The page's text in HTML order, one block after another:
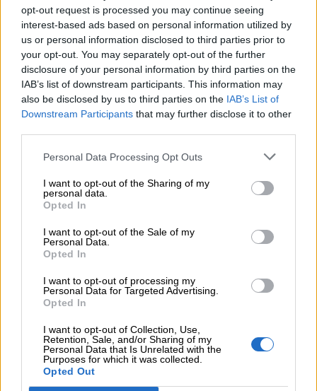
opt-out request is processed you may continue seeing
interest-based ads based on personal information utilized by
us or personal information disclosed to third parties prior to
your opt-out. You may separately opt-out of the further
disclosure of your personal information by third parties on the
IAB’s list of downstream participants. This information may
also be disclosed by us to third parties on the IAB’s List of
Downstream Participants that may further disclose it to other
Personal Data Processing Opt Outs
I want to opt-out of the Sharing of my
personal data.
Opted In
I want to opt-out of the Sale of my
Personal Data.
Opted In
I want to opt-out of processing my
Personal Data for Targeted Advertising.
Opted In
I want to opt-out of Collection, Use,
Retention, Sale, and/or Sharing of my
Personal Data that Is Unrelated with the
Purposes for which it was collected.
Opted Out
06.08.2026 - 14:55
Μιχάλης Τάτσης, Insurance & Healthcare Analyst, διευθυντής
Επιχειρηματικής Ανάπτυξης Ομίλου HHG
06.08.2026 - 13:30
Όταν η επόμενη μέρα είναι στάχτη, τι θα πει ο Ασφαλιστικός
Διαμεσολαβητής στον πελάτη κλάδου υγείας;
καινοτόμα φάρμακα φτάνει τελικά στην Ελλάδα
06.08.2026 - 11:37
Μείωση ασφαλιστικών εισφορών ύψους 240 εκατ. ευρώ
06.08.2026 - 10:45
ενεργειακή κρίση;
06.08.2026 - 09:15
Στέλιος Λιανός – INTERAMERICAN / Αθηναϊκή Γενική Κλινική
06.08.2026 - 08:40
Η γαλλική «ψήφος» στο «καλώδιο» και τα συμφέροντα, οι
ελληνικές τράπεζες «πρωταθλήτριες» στα δάνεια, νέο deal